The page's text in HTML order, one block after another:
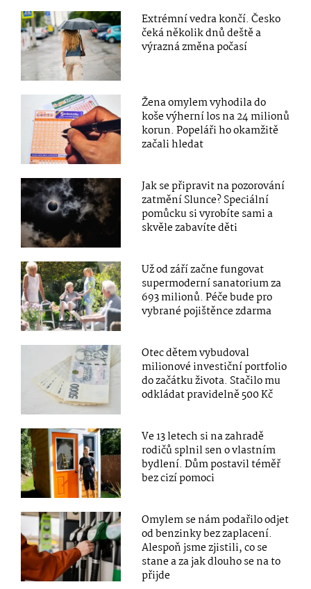
Extrémní vedra končí. Česko
čeká několik dnů deště a
výrazná změna počasí
Žena omylem vyhodila do
koše výherní los na 24 milionů
korun. Popeláři ho okamžitě
začali hledat
Jak se připravit na pozorování
zatmění Slunce? Speciální
pomůcku si vyrobíte sami a
skvěle zabavíte děti
Už od září začne fungovat
supermoderní sanatorium za
693 milionů. Péče bude pro
vybrané pojištěnce zdarma
Otec dětem vybudoval
milionové investiční portfolio
do začátku života. Stačilo mu
odkládat pravidelně 500 Kč
Ve 13 letech si na zahradě
rodičů splnil sen o vlastním
bydlení. Dům postavil téměř
bez cizí pomoci
Omylem se nám podařilo odjet
od benzinky bez zaplacení.
Alespoň jsme zjistili, co se
stane a za jak dlouho se na to
přijde